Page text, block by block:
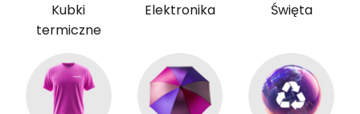
Kubki
termiczne
Elektronika Święta